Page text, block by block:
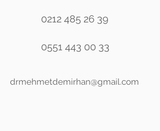
0212 485 26 39
0551 443 00 33
drmehmetdemirhan@gmail.com